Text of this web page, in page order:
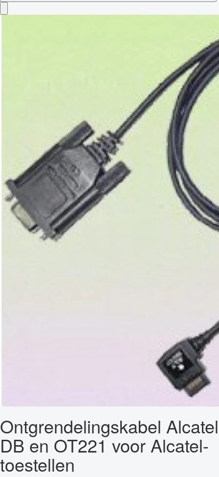
Ontgrendelingskabel Alcatel
DB en OT221 voor Alcatel-
toestellen